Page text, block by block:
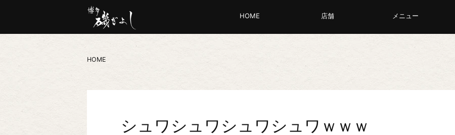
HOME 店舗 メニュー
HOME
シュワシュワシュワシュワｗｗｗ